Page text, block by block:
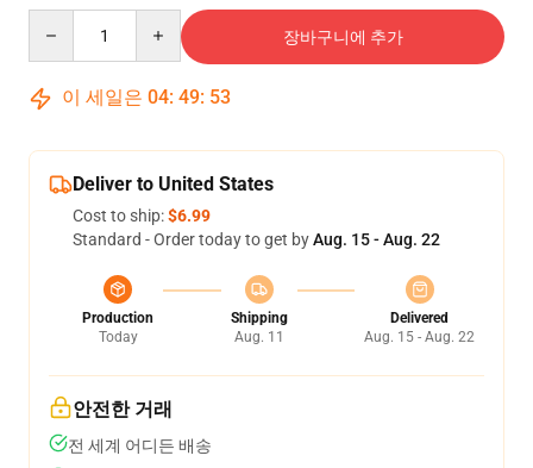
장바구니에 추가
이 세일은 04: 49: 52
Deliver to United States
Cost to ship:$6.99
Standard - Order today to get byAug. 15 - Aug. 22
Production
Today
Shipping
Aug. 11
Delivered
Aug. 15 - Aug. 22
안전한 거래
전 세계 어디든 배송